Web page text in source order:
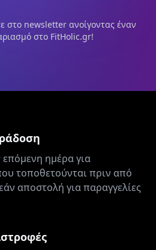
στο newsletter ανοίγοντας έναν
στο FitHolic.gr!
ημέρα για
τοποθετούνται πριν από
αποστολή για παραγγελίες